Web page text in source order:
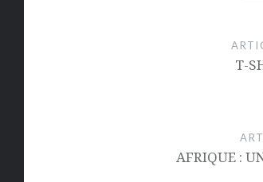
T-
AFRIQUE :